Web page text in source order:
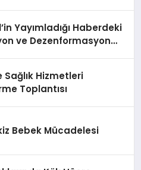
Yayımladığı Haberdeki
ve Dezenformasyon
Sağlık Hizmetleri
Toplantısı
Bebek Mücadelesi